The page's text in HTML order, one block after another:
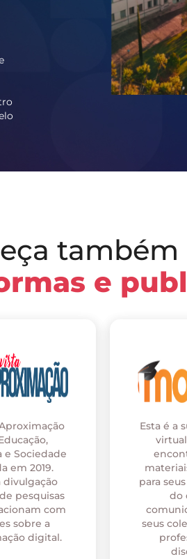
também
e
e Sociedade
em 2019.
divulgação
pesquisas
com
sobre a
digital.
Esta é a
para
do
seus